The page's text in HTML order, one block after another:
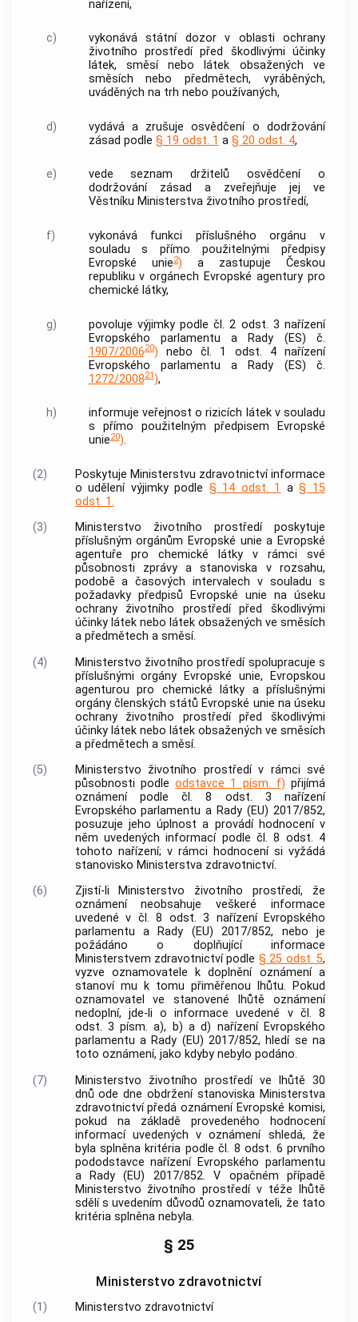
nařízení,
c)
vykonává státní dozor v oblasti ochrany
životního prostředí před škodlivými účinky
látek, směsí nebo látek obsažených ve
směsích nebo předmětech, vyráběných,
uváděných na trh nebo používaných,
d)
vydává a zrušuje osvědčení o dodržování
zásad podle § 19 odst. 1 a § 20 odst. 4,
e)
vede seznam držitelů osvědčení o
dodržování zásad a zveřejňuje jej ve
Věstníku Ministerstva životního prostředí,
f)
vykonává funkci příslušného orgánu v
souladu s přímo použitelnými předpisy
Evropské unie2) a zastupuje Českou
republiku v orgánech Evropské agentury pro
chemické látky,
g)
povoluje výjimky podle čl. 2 odst. 3 nařízení
Evropského parlamentu a Rady (ES) č.
1907/200620) nebo čl. 1 odst. 4 nařízení
Evropského parlamentu a Rady (ES) č.
1272/200821),
h)
informuje veřejnost o rizicích látek v souladu
s přímo použitelným předpisem Evropské
unie20).
(2)
Poskytuje Ministerstvu zdravotnictví informace
o udělení výjimky podle § 14 odst. 1 a§ 15
odst. 1.
(3)
Ministerstvo životního prostředí poskytuje
příslušným orgánům Evropské unie a Evropské
agentuře pro chemické látky v rámci své
působnosti zprávy a stanoviska v rozsahu,
podobě a časových intervalech v souladu s
požadavky předpisů Evropské unie na úseku
ochrany životního prostředí před škodlivými
účinky látek nebo látek obsažených ve směsích
a předmětech a směsí.
(4)
Ministerstvo životního prostředí spolupracuje s
příslušnými orgány Evropské unie, Evropskou
agenturou pro chemické látky a příslušnými
orgány členských států Evropské unie na úseku
ochrany životního prostředí před škodlivými
účinky látek nebo látek obsažených ve směsích
a předmětech a směsí.
(5)
Ministerstvo životního prostředí v rámci své
působnosti podle odstavce 1 písm. f) přijímá
oznámení podle čl. 8 odst. 3 nařízení
Evropského parlamentu a Rady (EU) 2017/852,
posuzuje jeho úplnost a provádí hodnocení v
něm uvedených informací podle čl. 8 odst. 4
tohoto nařízení; v rámci hodnocení si vyžádá
stanovisko Ministerstva zdravotnictví.
(6)
Zjistí-li Ministerstvo životního prostředí, že
oznámení neobsahuje veškeré informace
uvedené v čl. 8 odst. 3 nařízení Evropského
parlamentu a Rady (EU) 2017/852, nebo je
požádáno o doplňující informace
Ministerstvem zdravotnictví podle § 25 odst. 5,
vyzve oznamovatele k doplnění oznámení a
stanoví mu k tomu přiměřenou lhůtu. Pokud
oznamovatel ve stanovené lhůtě oznámení
nedoplní, jde-li o informace uvedené v čl. 8
odst. 3 písm. a), b) a d) nařízení Evropského
parlamentu a Rady (EU) 2017/852, hledí se na
toto oznámení, jako kdyby nebylo podáno.
(7)
Ministerstvo životního prostředí ve lhůtě 30
dnů ode dne obdržení stanoviska Ministerstva
zdravotnictví předá oznámení Evropské komisi,
pokud na základě provedeného hodnocení
informací uvedených v oznámení shledá, že
byla splněna kritéria podle čl. 8 odst. 6 prvního
pododstavce nařízení Evropského parlamentu
a Rady (EU) 2017/852. V opačném případě
Ministerstvo životního prostředí v téže lhůtě
sdělí s uvedením důvodů oznamovateli, že tato
kritéria splněna nebyla.
§ 25
Ministerstvo zdravotnictví
(1)
Ministerstvo zdravotnictví